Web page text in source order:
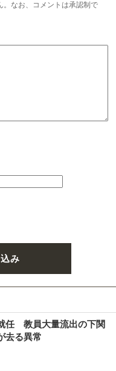
。なお、コメントは承認制で
み
任 教員大量流出の下関
去る異常